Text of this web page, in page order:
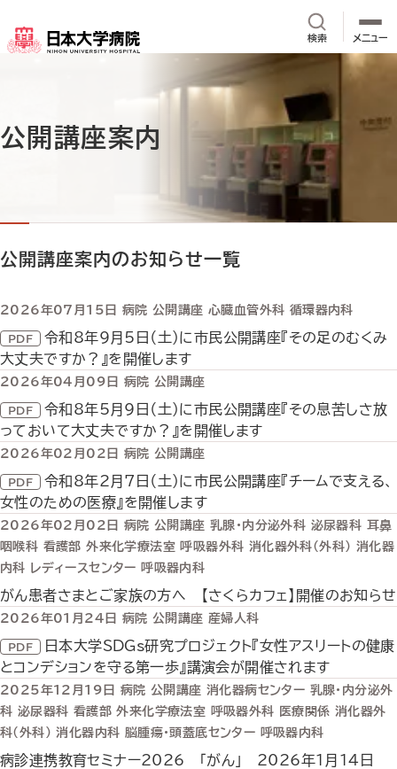
検索サイト内検
メニュー
公開講座案内
公開講座案内のお知らせ一覧
2026年07月15日 病院 公開講座 心臓血管外科 循環器内科
令和8年9月5日（土）に市民公開講座『その足のむくみ
大丈夫ですか？』を開催します
2026年04月09日 病院 公開講座
令和8年5月9日（土）に市民公開講座『その息苦しさ放
っておいて大丈夫ですか？』を開催します
2026年02月02日 病院 公開講座
令和8年2月7日（土）に市民公開講座『チームで支える、
女性のための医療』を開催します
2026年02月02日 病院 公開講座 乳腺・内分泌外科 泌尿器科 耳鼻
咽喉科 看護部 外来化学療法室 呼吸器外科 消化器外科（外科） 消化器
内科
レディースセンター 呼吸器内科
がん患者さまとご家族の方へ 【さくらカフェ】開催のお知らせ
2026年01月24日 病院 公開講座 産婦人科
日本大学SDGs研究プロジェクト『女性アスリートの健康
とコンデションを守る第一歩』講演会が開催されます
2025年12月19日 病院 公開講座 消化器病センター 乳腺・内分泌外
科 泌尿器科 看護部 外来化学療法室 呼吸器外科 医療関係 消化器外
科（外科） 消化器内科 脳腫瘍・頭蓋底センター 呼吸器内科
病診連携教育セミナー2026 「がん」 2026年1月1４日